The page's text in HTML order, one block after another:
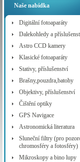
Naše nabídka
Digitální fotoaparáty
Dalekohledy a
Astro CCD kamery
Klasické fotoaparáty
Stativy, příslušenství
Brašny,pouzdra,batohy
Objektivy, příslušenství
Čištění optiky
GPS Navigace
Astronomická literatura
Sluneční filtry (pro
chromosféry a fotosféry)
Mikroskopy a bino lupy